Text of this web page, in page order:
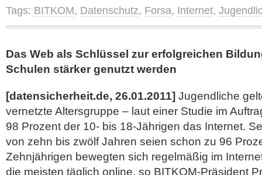
Tags: BITKOM, Datenschutz, Forsa, Internet,
Das Web als Schlüssel zur erfolgreichen
Schulen stärker genutzt werden
[datensicherheit.de, 26.01.2011] Jugendliche
vernetzte Altersgruppe – laut einer Studie im
98 Prozent der 10- bis 18-Jährigen das Internet.
von zehn bis zwölf Jahren seien schon zu 96
Zehnjährigen bewegten sich regelmäßig im
die meisten täglich online, so BITKOM-Präsident